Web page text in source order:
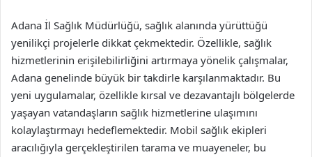
Adana İl Sağlık Müdürlüğü, sağlık alanında yürüttüğü
yenilikçi projelerle dikkat çekmektedir. Özellikle, sağlık
hizmetlerinin erişilebilirliğini artırmaya yönelik çalışmalar,
Adana genelinde büyük bir takdirle karşılanmaktadır. Bu
yeni uygulamalar, özellikle kırsal ve dezavantajlı bölgelerde
yaşayan vatandaşların sağlık hizmetlerine ulaşımını
kolaylaştırmayı hedeflemektedir. Mobil sağlık ekipleri
aracılığıyla gerçekleştirilen tarama ve muayeneler, bu